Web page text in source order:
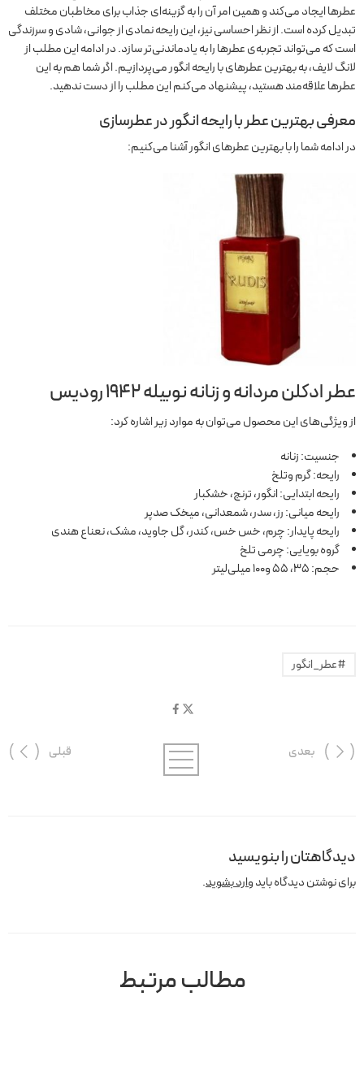
عطرها ایجاد می‌کند و همین امر آن را به گزینه‌ای جذاب برای مخاطبان مختلف
تبدیل کرده است. از نظر احساسی نیز، این رایحه نمادی از جوانی، شادی و سرزندگی
است که می‌تواند تجربه‌ی عطرها را به یادماندنی‌تر سازد. در ادامه این مطلب از
لانگ لایف، به بهترین عطرهای با رایحه انگور می‌پردازیم. اگر شما هم به این
عطرها علاقه‌مند هستید، پیشنهاد می‌کنم این مطلب را از دست ندهید.
معرفی بهترین عطر با رایحه انگور در عطرسازی
در ادامه شما را با بهترین عطرهای انگور آشنا می‌کنیم:
عطر ادکلن مردانه و زنانه نوبیله 1942 رودیس
از ویژگی‌های این محصول می‌توان به موارد زیر اشاره کرد:
جنسیت: زنانه
رایحه: گرم وتلخ
رایحه ابتدایی: انگور، ترنج، خشکبار
رایحه میانی: رز، سدر، شمعدانی، میخک صدپر
رایحه پایدار: چرم، خس خس، کندر، گل جاوید، مشک، نعناع هندی
گروه بویایی: چرمی تلخ
حجم: 35، 55 و100 میلی‌لیتر
#عطر_انگور
قبلی بعدی
دیدگاهتان را بنویسید
برای نوشتن دیدگاه بایدوارد بشوید.
مطالب مرتبط